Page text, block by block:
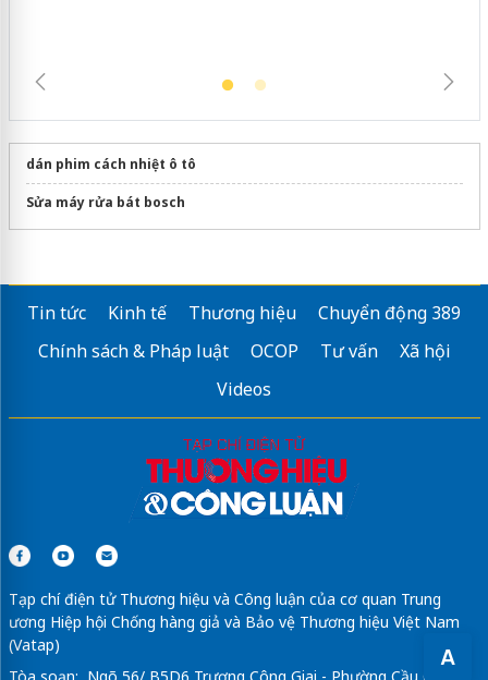
A
dán phim cách nhiệt ô tô
Sửa máy rửa bát bosch
Tin tức Kinh tế Thương hiệu
Chuyển động 389
Chính sách & Pháp luật
OCOP Tư vấn
Xã hội
Videos
Tạp chí điện tử Thương hiệu và Công luận của cơ quan Trung
ương Hiệp hội Chống hàng giả và Bảo vệ Thương hiệu Việt Nam
(Vatap)
Tòa soạn: Ngõ 56/ B5D6 Trương Công Giai - Phường Cầu Giấy -